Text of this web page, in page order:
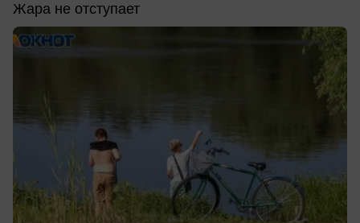
Жара не отступает